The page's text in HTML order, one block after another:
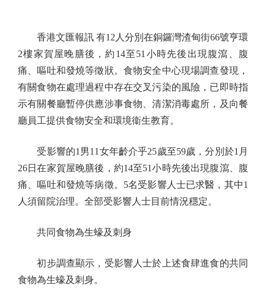
香港文匯報訊 有12人分別在銅鑼灣渣甸街66號亨環
2樓家賀屋晚膳後，約14至51小時先後出現腹瀉、腹
痛、嘔吐和發燒等徵狀。食物安全中心現場調查發現，
有關食物在處理過程中存在交叉污染的風險，已即時指
示有關餐廳暫停供應涉事食物、清潔消毒處所，及向餐
廳員工提供食物安全和環境衞生教育。
受影響的1男11女年齡介乎25歲至59歲，分別於1月
26日在家賀屋晚膳後，約14至51小時先後出現腹瀉、腹
痛、嘔吐和發燒等病徵。5名受影響人士已求醫，其中1
人須留院治理。全部受影響人士目前情況穩定。
共同食物為生蠔及刺身
初步調查顯示，受影響人士於上述食肆進食的共同
食物為生蠔及刺身。